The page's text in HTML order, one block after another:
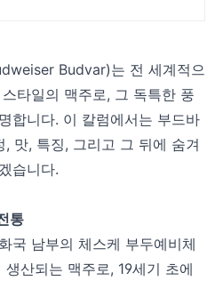
Budvar)는 전 세계적으
타일의 맥주로, 그 독특한 풍
합니다. 이 칼럼에서는 부드바
맛, 특징, 그리고 그 뒤에 숨겨
습니다.
통
국 남부의 체스케 부두예비체
산되는 맥주로, 19세기 초에